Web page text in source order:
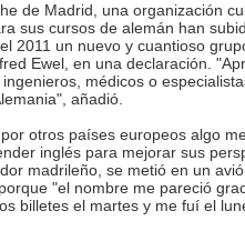
de Madrid, una organización
sus cursos de alemán han
2011 un nuevo y cuantioso
Ewel, en una declaración.
médicos o
añadió.
otros países europeos algo
inglés para mejorar sus
madrileño, se metió en un
"el nombre me pareció
billetes el martes y me fuí el